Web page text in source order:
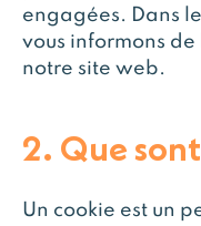
engagées. Dans
vous informons de
notre site web.
2. Que
Un cookie est un